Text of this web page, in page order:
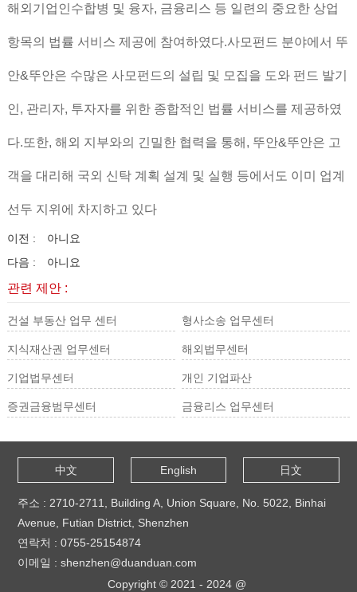
해외기업인수합병 및 융자, 금융리스 등 일련의 중요한 상업
항목의 법률 서비스 제공에 참여하였다.사모펀드 분야에서 뚜
안&뚜안은 수많은 사모펀드의 설립 및 모집을 도와 펀드 발기
인, 관리자, 투자자를 위한 종합적인 법률 서비스를 제공하였
다.또한, 해외 지부와의 긴밀한 협력을 통해, 뚜안&뚜안은 고
객을 대리해 국외 신탁 계획 설계 및 실행 등에서도 이미 업계
선두 지위에 차지하고 있다
이전 :
아니요
다음 :
아니요
관련 제안 :
건설 부동산 업무 센터 형사소송 업무센터
지식재산권 업무센터 해외법무센터
기업법무센터 개인 기업파산
증권금융범무센터 금융리스 업무센터
中文 English 日文
주소 : 2710-2711, Building A, Union Square, No. 5022, Binhai
Avenue, Futian District, Shenzhen
연락처 : 0755-25154874
이메일 : shenzhen@duanduan.com
Copyright © 2021 - 2024 @